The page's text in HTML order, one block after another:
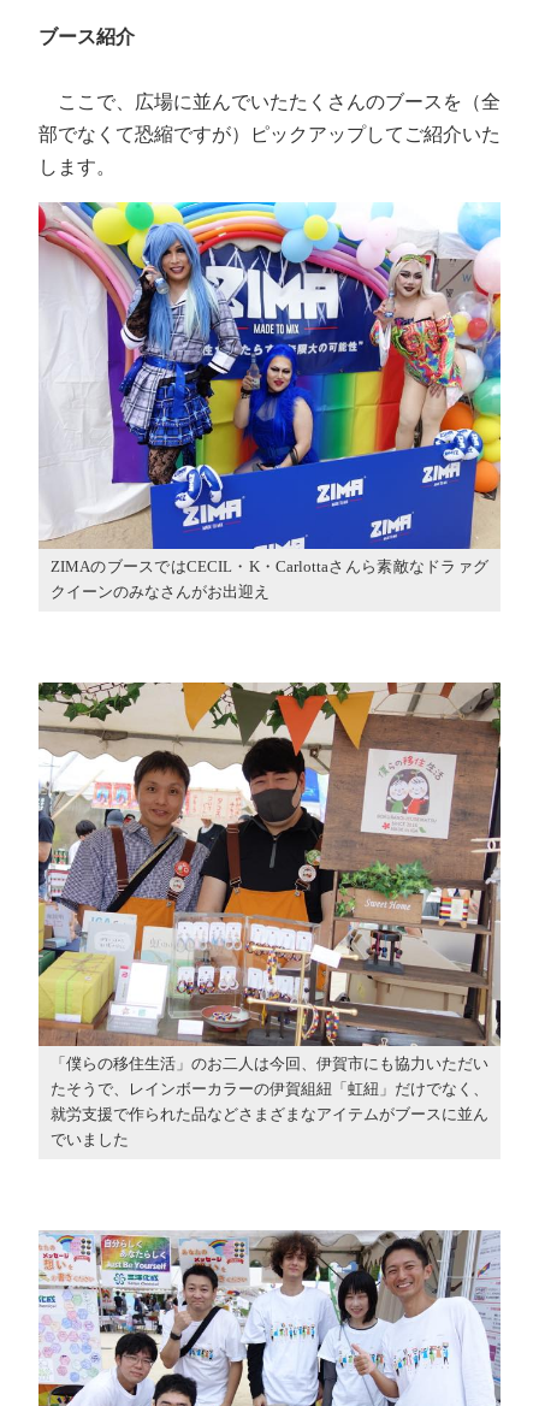
ブース紹介
ここで、広場に並んでいたたくさんのブースを（全
部でなくて恐縮ですが）ピックアップしてご紹介いた
します。
ZIMAのブースではCECIL・K・Carlottaさんら素敵なドラァグ
クイーンのみなさんがお出迎え
「僕らの移住生活」のお二人は今回、伊賀市にも協力いただい
たそうで、レインボーカラーの伊賀組紐「虹紐」だけでなく、
就労支援で作られた品などさまざまなアイテムがブースに並ん
でいました